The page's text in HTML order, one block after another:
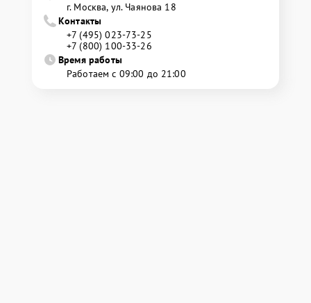
г. Москва, ул. Чаянова 18
Контакты
+7 (495) 023-73-25
+7 (800) 100-33-26
Время работы
Работаем с 09:00 до 21:00